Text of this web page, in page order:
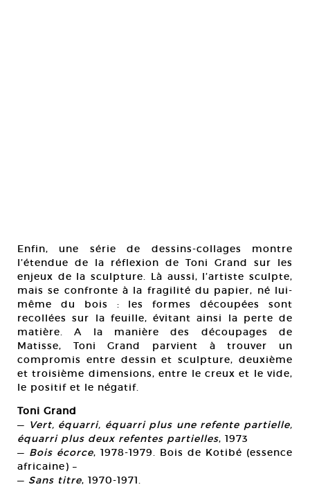
Enfin, une série de dessins-collages montre
l’étendue de la réflexion de Toni Grand sur les
enjeux de la sculpture. Là aussi, l’artiste sculpte,
mais se confronte à la fragilité du papier, né lui-
même du bois : les formes découpées sont
recollées sur la feuille, évitant ainsi la perte de
matière. A la manière des découpages de
Matisse, Toni Grand parvient à trouver un
compromis entre dessin et sculpture, deuxième
et troisième dimensions, entre le creux et le vide,
le positif et le négatif.
Toni Grand
— Vert, équarri, équarri plus une refente partielle,
équarri plus deux refentes partielles, 1973
— Bois écorce, 1978-1979. Bois de Kotibé (essence
africaine) –
— Sans titre, 1970-1971.